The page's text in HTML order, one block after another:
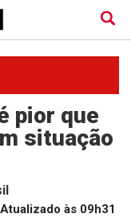
pior que
situação
às 09h31